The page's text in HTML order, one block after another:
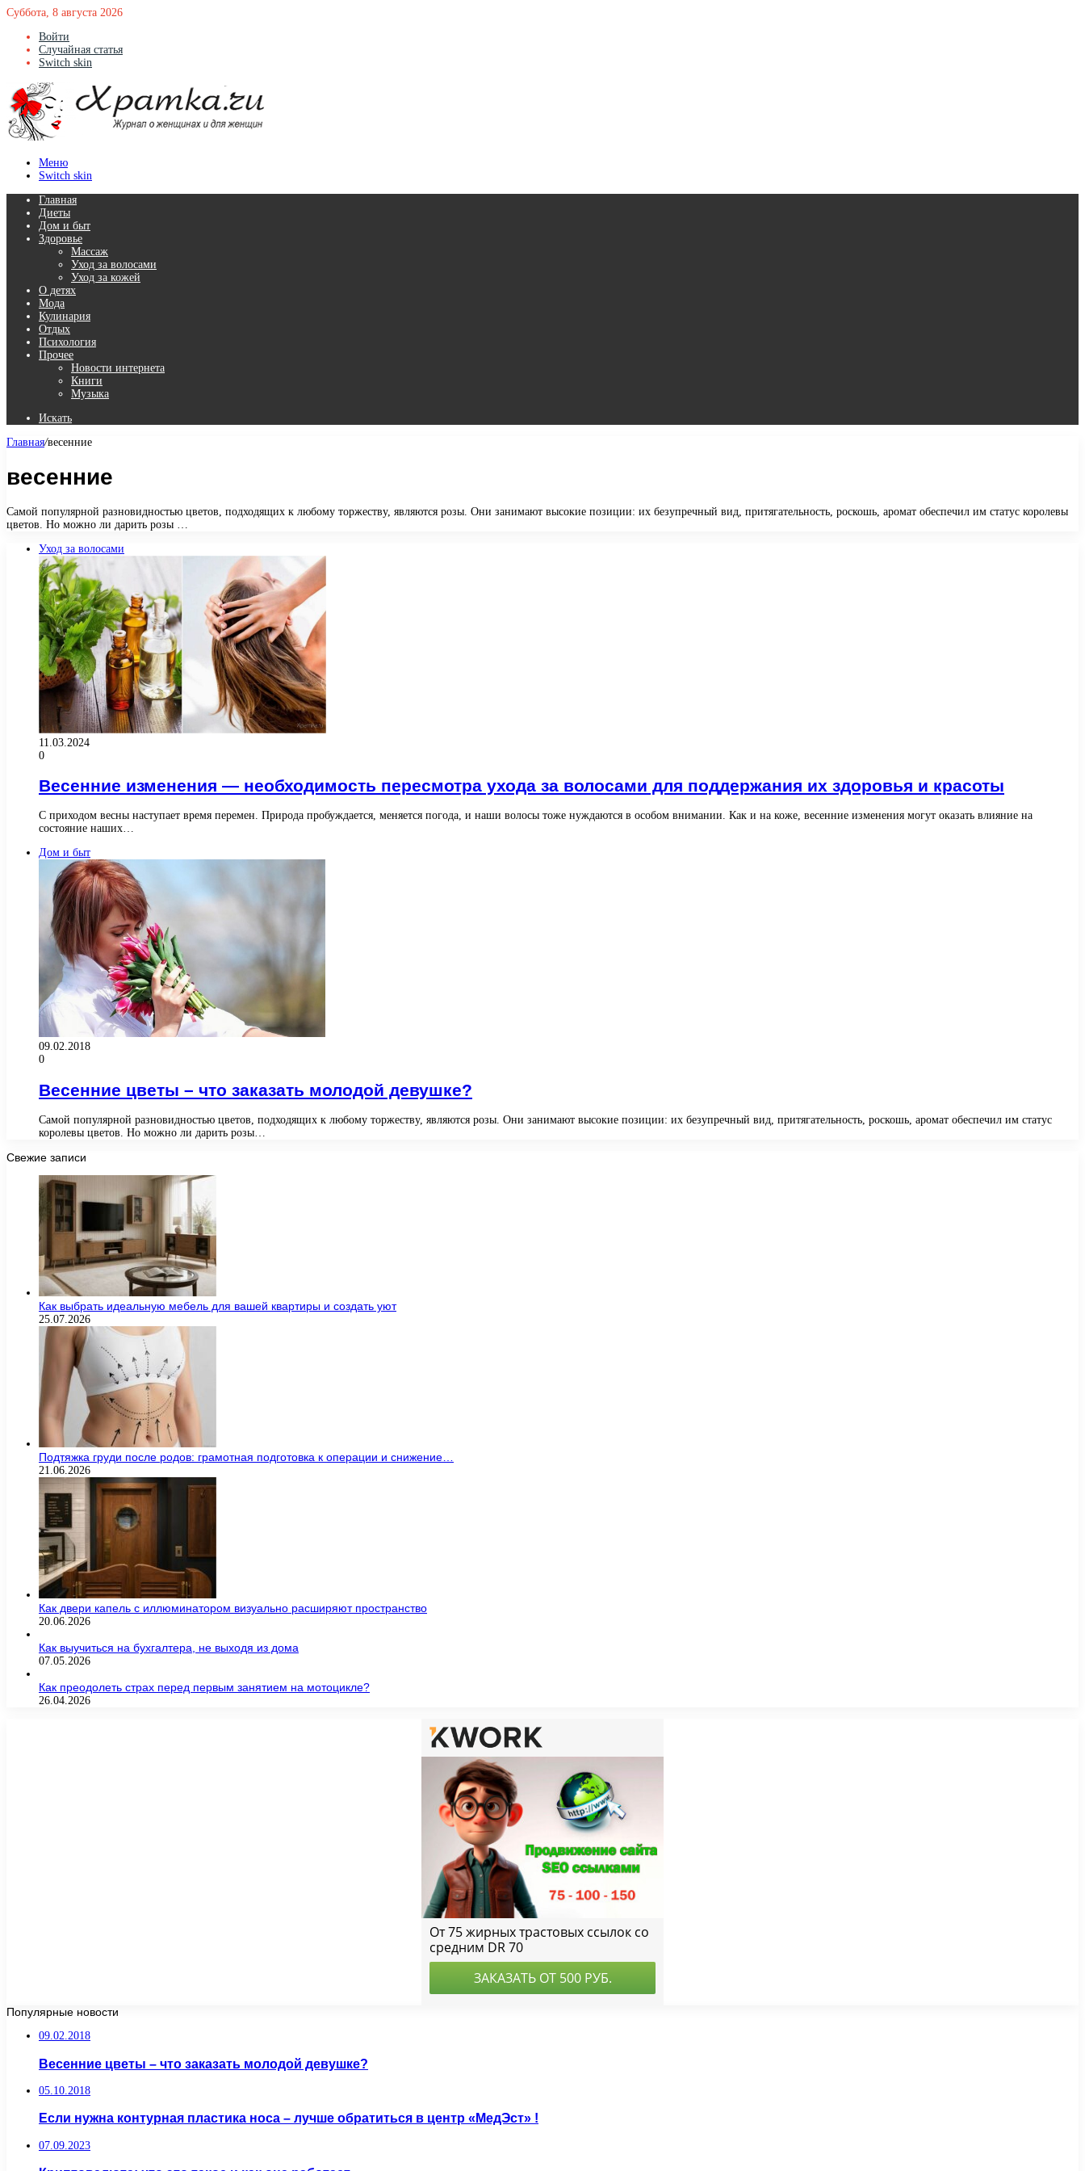
Суббота, 8 августа 2026
Войти
Случайная статья
Switch skin
Меню
Switch skin
Главная
Диеты
Дом и быт
Здоровье
Массаж
Уход за волосами
Уход за кожей
О детях
Мода
Кулинария
Отдых
Психология
Прочее
Новости интернета
Книги
Музыка
Искать
Главная/весенние
весенние
Самой популярной разновидностью цветов, подходящих к любому торжеству, являются розы. Они занимают высокие позиции: их безупречный вид, притягательность, роскошь, аромат обеспечил им статус королевы
цветов. Но можно ли дарить розы …
Уход за волосами
11.03.2024
0
Весенние изменения — необходимость пересмотра ухода за волосами для поддержания их здоровья и красоты
С приходом весны наступает время перемен. Природа пробуждается, меняется погода, и наши волосы тоже нуждаются в особом внимании. Как и на коже, весенние изменения могут оказать влияние на
состояние наших…
Дом и быт
09.02.2018
0
Весенние цветы – что заказать молодой девушке?
Самой популярной разновидностью цветов, подходящих к любому торжеству, являются розы. Они занимают высокие позиции: их безупречный вид, притягательность, роскошь, аромат обеспечил им статус
королевы цветов. Но можно ли дарить розы…
Свежие записи
Как выбрать идеальную мебель для вашей квартиры и создать уют
25.07.2026
Подтяжка груди после родов: грамотная подготовка к операции и снижение…
21.06.2026
Как двери капель с иллюминатором визуально расширяют пространство
20.06.2026
Как выучиться на бухгалтера, не выходя из дома
07.05.2026
Как преодолеть страх перед первым занятием на мотоцикле?
26.04.2026
Популярные новости
09.02.2018
Весенние цветы – что заказать молодой девушке?
05.10.2018
Если нужна контурная пластика носа – лучше обратиться в центр «МедЭст» !
07.09.2023